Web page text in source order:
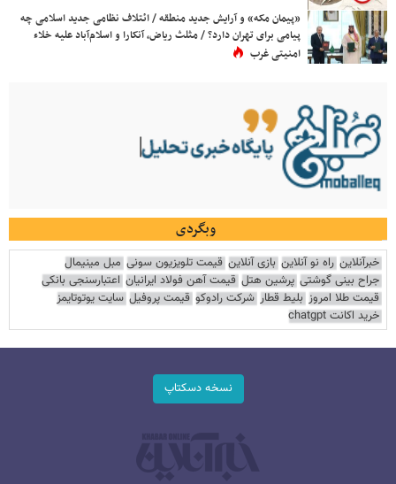
«پیمان مکه» و آرایش جدید منطقه / ائتلاف نظامی جدید اسلامی چه
پیامی برای تهران دارد؟ / مثلث ریاض، آنکارا و اسلام‌آباد علیه خلاء
امنیتی غرب
وبگردی
خبرآنلاین راه نو آنلاین بازی آنلاین قیمت تلویزیون سونی مبل مینیمال
جراح بینی گوشتی پرشین هتل قیمت آهن فولاد ایرانیان اعتبارسنجی بانکی
قیمت طلا امروز بلیط قطار شرکت رادوکو قیمت پروفیل سایت یوتوتایمز
خرید اکانت chatgpt
نسخه دسکتاپ